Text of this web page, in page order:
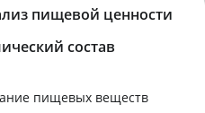
пищевой ценности
состав
пищевых веществ